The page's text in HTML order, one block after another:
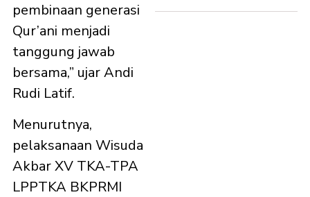
pembinaan generasi
Qur’ani menjadi
tanggung jawab
bersama,” ujar Andi
Rudi Latif.
Menurutnya,
pelaksanaan Wisuda
Akbar XV TKA-TPA
LPPTKA BKPRMI